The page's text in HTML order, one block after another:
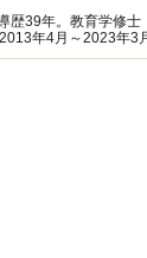
歴39年。教育学修士
年4月～2023年3